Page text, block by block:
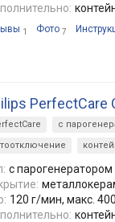
1 Фото 7
PerfectCare
с
с парогенератором
120 г/мин, макс.